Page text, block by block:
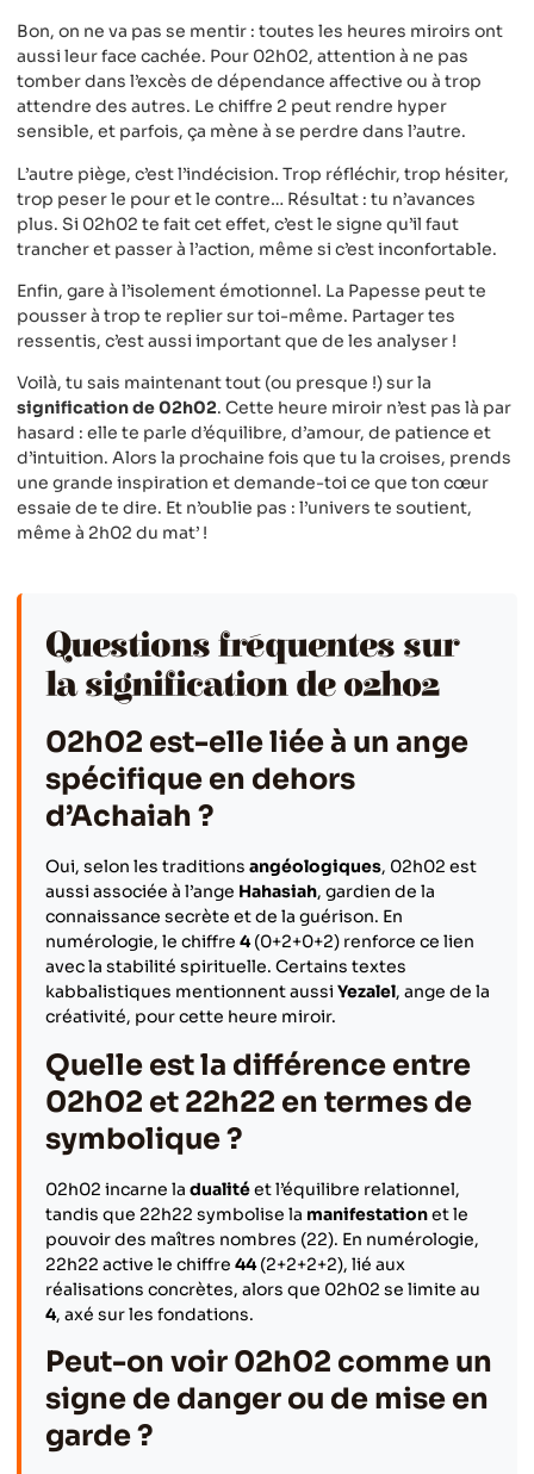
Bon, on ne va pas se mentir : toutes les heures miroirs ont
aussi leur face cachée. Pour 02h02, attention à ne pas
tomber dans l’excès de dépendance affective ou à trop
attendre des autres. Le chiffre 2 peut rendre hyper
sensible, et parfois, ça mène à se perdre dans l’autre.
L’autre piège, c’est l’indécision. Trop réfléchir, trop hésiter,
trop peser le pour et le contre… Résultat : tu n’avances
plus. Si 02h02 te fait cet effet, c’est le signe qu’il faut
trancher et passer à l’action, même si c’est inconfortable.
Enfin, gare à l’isolement émotionnel. La Papesse peut te
pousser à trop te replier sur toi-même. Partager tes
ressentis, c’est aussi important que de les analyser !
Voilà, tu sais maintenant tout (ou presque !) sur la
signification de 02h02. Cette heure miroir n’est pas là par
hasard : elle te parle d’équilibre, d’amour, de patience et
d’intuition. Alors la prochaine fois que tu la croises, prends
une grande inspiration et demande-toi ce que ton cœur
essaie de te dire. Et n’oublie pas : l’univers te soutient,
même à 2h02 du mat’ !
Questions fréquentes sur
la signification de 02h02
02h02 est-elle liée à un ange
spécifique en dehors
d’Achaiah ?
Oui, selon les traditions angéologiques, 02h02 est
aussi associée à l’ange Hahasiah, gardien de la
connaissance secrète et de la guérison. En
numérologie, le chiffre 4(0+2+0+2) renforce ce lien
avec la stabilité spirituelle. Certains textes
kabbalistiques mentionnent aussi Yezalel, ange de la
créativité, pour cette heure miroir.
Quelle est la différence entre
02h02 et 22h22 en termes de
symbolique ?
02h02 incarne la dualitéet l’équilibre relationnel,
tandis que 22h22 symbolise la manifestationet le
pouvoir des maîtres nombres (22). En numérologie,
22h22 active le chiffre 44(2+2+2+2), lié aux
réalisations concrètes, alors que 02h02 se limite au
4, axé sur les fondations.
Peut-on voir 02h02 comme un
signe de danger ou de mise en
garde ?